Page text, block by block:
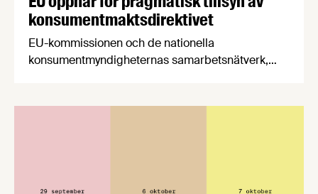
konsumentmaktsdirektivet
EU-kommissionen och de nationella
konsumentmyndigheternas samarbetsnätverk,
konsumentmaktsdirektivet. Livsmedelsföretagen